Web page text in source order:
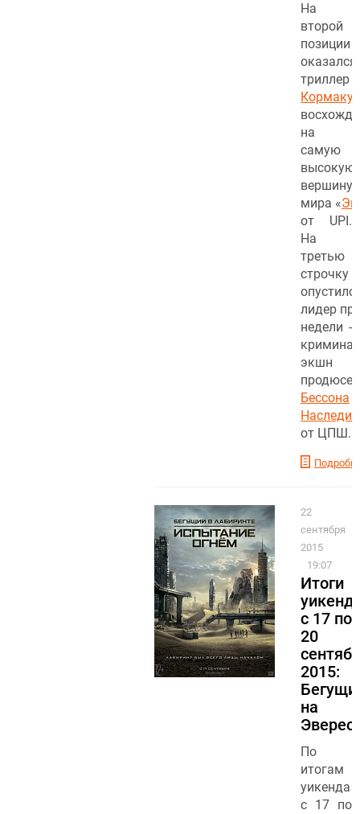
На
второй
позиции
оказался
триллер
на
самую
высокую
вершину
мира «
от UPI.
На
третью
строчку
лидер
недели -
экшн
Бессона
Наследие
от ЦПШ.
22
сентября
2015
19:07
Итоги
с 17 по
20
2015:
на
По
итогам
уикенда
с 17 по